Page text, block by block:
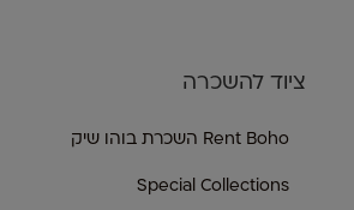
ציוד להשכרה
Rent Boho השכרת בוהו שיק
Special Collections